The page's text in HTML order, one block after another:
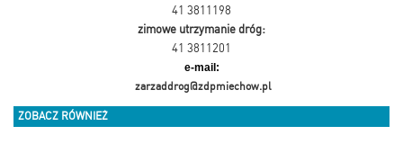
41 3811198
zimowe utrzymanie dróg:
41 3811201
e-mail:
zarzaddrog@zdpmiechow.pl
ZOBACZ RÓWNIEŻ